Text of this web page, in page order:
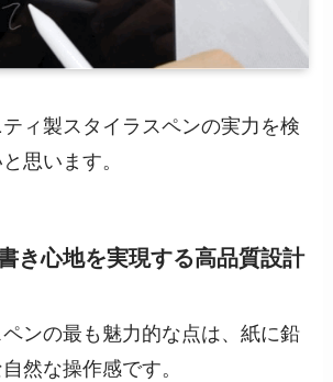
ィ製スタイラスペンの実力を検
思います。
き心地を実現する高品質設計
ンの最も魅力的な点は、紙に鉛
然な操作感です。